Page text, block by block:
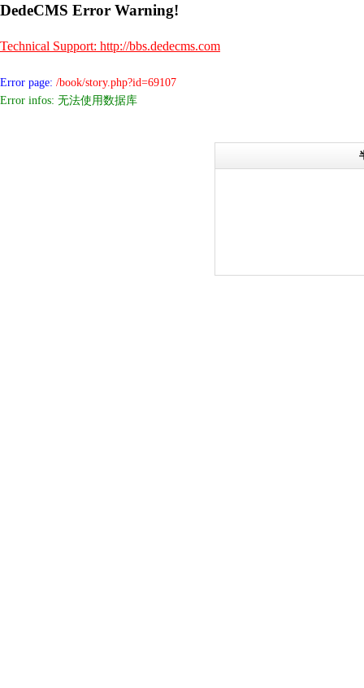
DedeCMS Error Warning!
Technical Support: http://bbs.dedecms.com
Error page: /book/story.php?id=69107
Error infos: 无法使用数据库